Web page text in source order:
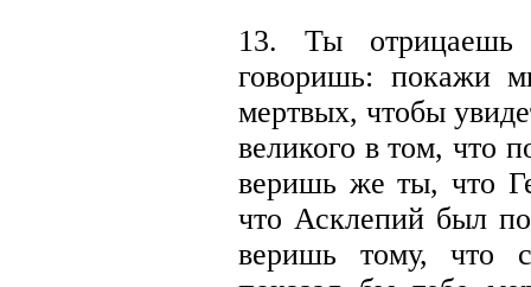
13. Ты отрицаешь
говоришь: покажи
мертвых, чтобы
великого в том, что
веришь же ты, что
что Асклепий был
веришь тому, что